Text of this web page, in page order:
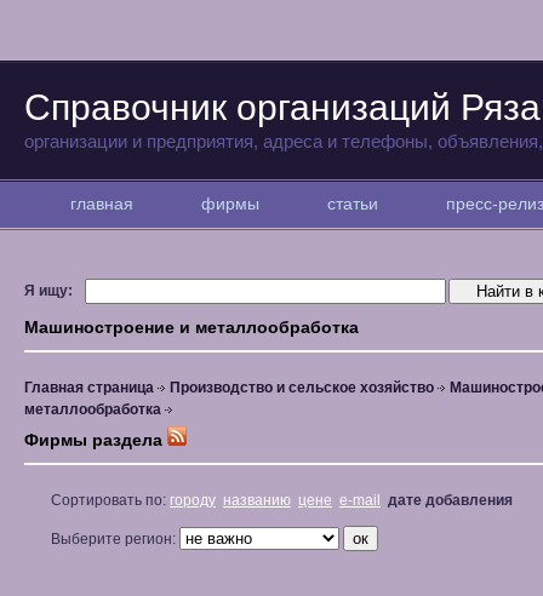
Справочник организаций
организации и предприятия, адреса и телефоны,
главная фирмы статьи пресс-
Я ищу:
Машиностроение и металлообработка
Главная страница Производство и сельское хозяйство
металлообработка
Фирмы раздела
Сортировать по: городу названию цене e-mail дате добавления
Выберите регион: